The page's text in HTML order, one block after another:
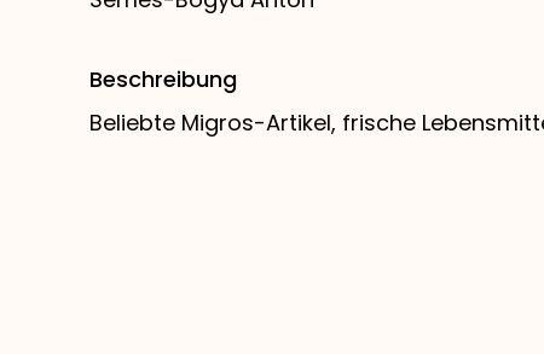
Beschreibung
Beliebte Migros-Artikel, frische